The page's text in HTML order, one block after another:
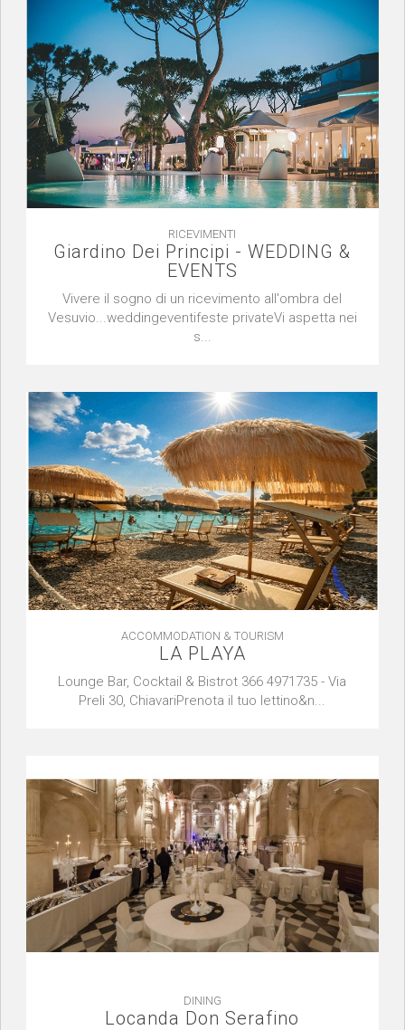
RICEVIMENTI
Giardino Dei Principi - WEDDING &
EVENTS
Vivere il sogno di un ricevimento all'ombra del
Vesuvio...weddingeventifeste privateVi aspetta nei
s...
ACCOMMODATION & TOURISM
LA PLAYA
Lounge Bar, Cocktail & Bistrot 366 4971735 - Via
Preli 30, ChiavariPrenota il tuo lettino&n...
DINING
Locanda Don Serafino